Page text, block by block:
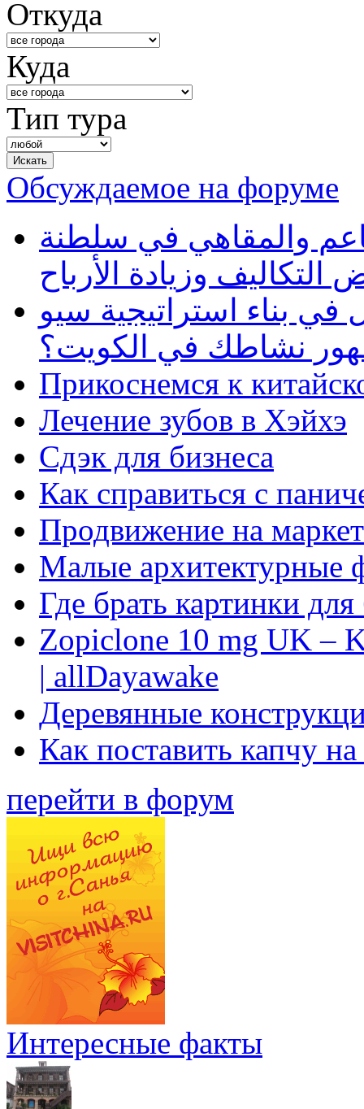
Откуда
Куда
Тип тура
Обсуждаемое на форуме
والمقاهي في سلطنة
وزيادة الأرباح
بناء استراتيجية سيو
نشاطك في الكويت؟
Прикоснемся к
Лечение зубов в Хэйхэ
Сдэк для бизнеса
Как справиться с
Продвижение на
Малые архитектурные
Где брать картинки
Zopiclone 10 mg UK –
| allDayawake
Деревянные
Как поставить капчу
перейти в форум
Интересные факты